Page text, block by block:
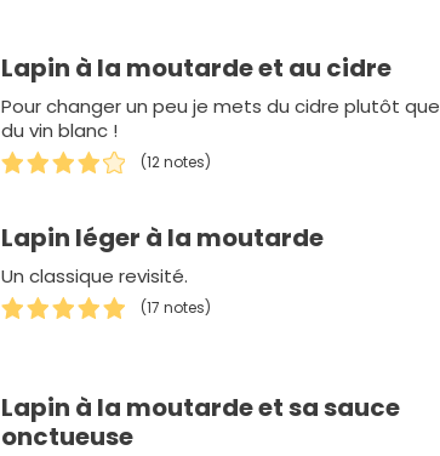
Lapin à la moutarde et au cidre
Pour changer un peu je mets du cidre plutôt que
du vin blanc !
(12 notes)
Lapin léger à la moutarde
Un classique revisité.
(17 notes)
Lapin à la moutarde et sa sauce
onctueuse